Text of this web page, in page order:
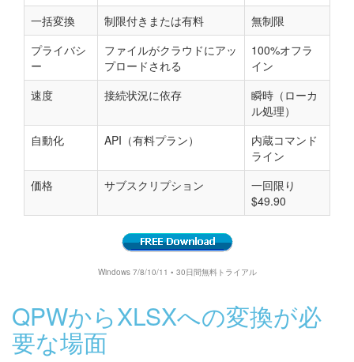
一括変換 制限付きまたは有料
無制限
プライバシ
ー
ファイルがクラウドにアッ
プロードされる
100%オフラ
イン
速度
接続状況に依存
瞬時（ローカ
ル処理）
自動化
API（有料プラン）
内蔵コマンド
ライン
価格
サブスクリプション
一回限り
$49.90
Windows 7/8/10/11 • 30日間無料トライアル
QPWからXLSXへの変換が必
要な場面